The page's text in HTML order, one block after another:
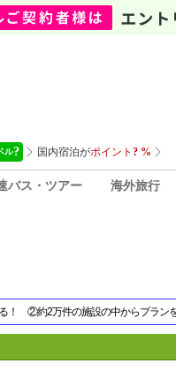
バス・ツアー 海外旅行
！ ②約2万件の施設の中からプラン